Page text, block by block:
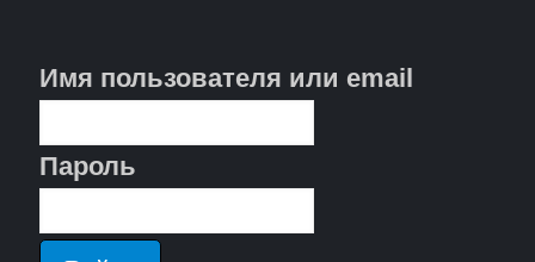
Имя пользователя или email
Пароль